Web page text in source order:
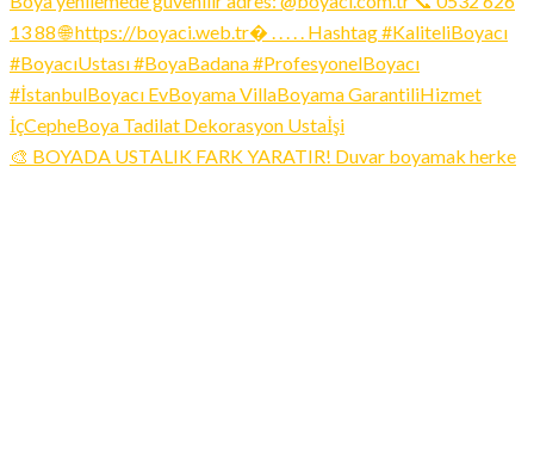
🎨 BOYADA USTALIK FARK YARATIR! Duvar boyamak herke